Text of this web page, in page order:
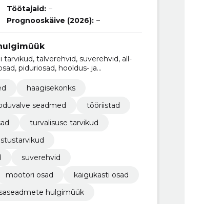
Töötajaid: –
Prognooskäive (2026): –
talverehvid, suverehvid, all-
piduriosad, hooldus- ja
haagisekonks
seadmed
tööriistad
turvalisuse tarvikud
suverehvid
mootori osad
käigukasti osad
hulgimüük